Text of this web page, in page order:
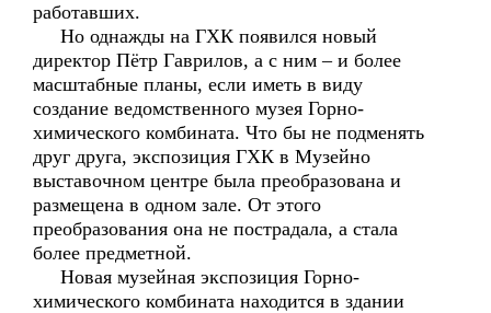
работавших.
Но однажды на ГХК появился новый
директор Пётр Гаврилов, а с ним – и более
масштабные планы, если иметь в виду
создание ведомственного музея Горно-
химического комбината. Что бы не подменять
друг друга, экспозиция ГХК в Музейно
выставочном центре была преобразована и
размещена в одном зале. От этого
преобразования она не пострадала, а стала
более предметной.
Новая музейная экспозиция Горно-
химического комбината находится в здании